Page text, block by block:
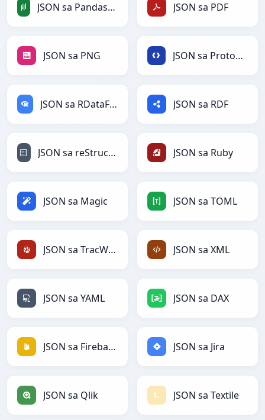
JSON sa PandasDataFrame JSON sa PDF
JSON sa PNG JSON sa Protobuf
JSON sa RDataFrame JSON sa RDF
JSON sa reStructuredText JSON sa Ruby
JSON sa Magic JSON sa TOML
JSON sa TracWiki JSON sa XML
JSON sa YAML JSON sa DAX
JSON sa Firebase JSON sa Jira
JSON sa Qlik JSON sa Textile